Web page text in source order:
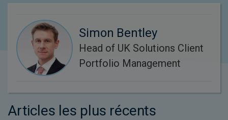
Simon Bentley
Head of UK Solutions Client
Portfolio Management
Articles les plus récents